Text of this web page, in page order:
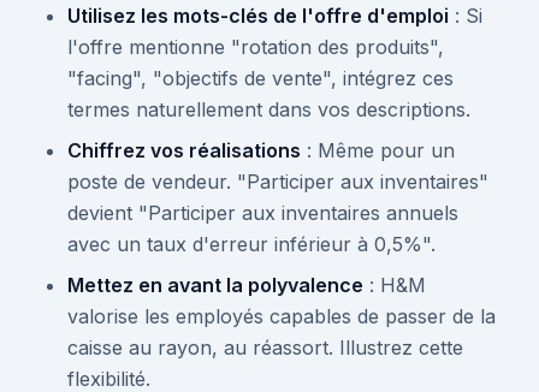
Utilisez les mots-clés de l'offre d'emploi : Si
l'offre mentionne "rotation des produits",
"facing", "objectifs de vente", intégrez ces
termes naturellement dans vos descriptions.
Chiffrez vos réalisations : Même pour un
poste de vendeur. "Participer aux inventaires"
devient "Participer aux inventaires annuels
avec un taux d'erreur inférieur à 0,5%".
Mettez en avant la polyvalence : H&M
valorise les employés capables de passer de la
caisse au rayon, au réassort. Illustrez cette
flexibilité.